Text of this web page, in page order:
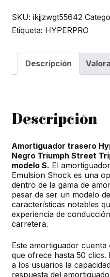
TR07-
0AB-
2017-
modelo
S
cantidad
SKU: ikjjzwgt55642
Etiqueta: HYPERPRO
Descripción
Descripción
Amortiguador trasero
Negro Triumph Street
modelo S. El
Emulsion Shock es una
dentro de la gama de
pesar de ser un modelo
características notables
experiencia de
carretera.
Este amortiguador
que ofrece hasta 50 clics.
a los usuarios la
respuesta del